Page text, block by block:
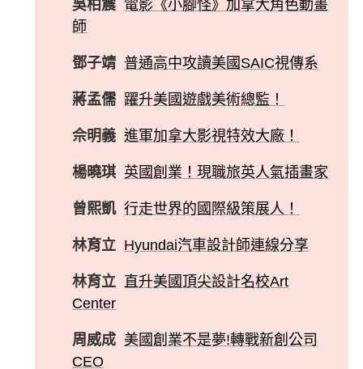
吳柏震 電影《小腳怪》加拿大角色動畫
師
鄧子靖 普通高中攻讀美國SAIC視傳系
蔣孟儒 躍升美國遊戲美術總監！
佘明義 進軍加拿大影視特效大廠！
楊曉琪 英國創業！現職旅英人氣插畫家
曾熙凱 行走世界的國際級策展人！
林育立 Hyundai汽車設計師連線分享
林育立 直升美國頂尖設計名校Art
Center
周威成 美國創業不是夢!轉戰新創公司
CEO